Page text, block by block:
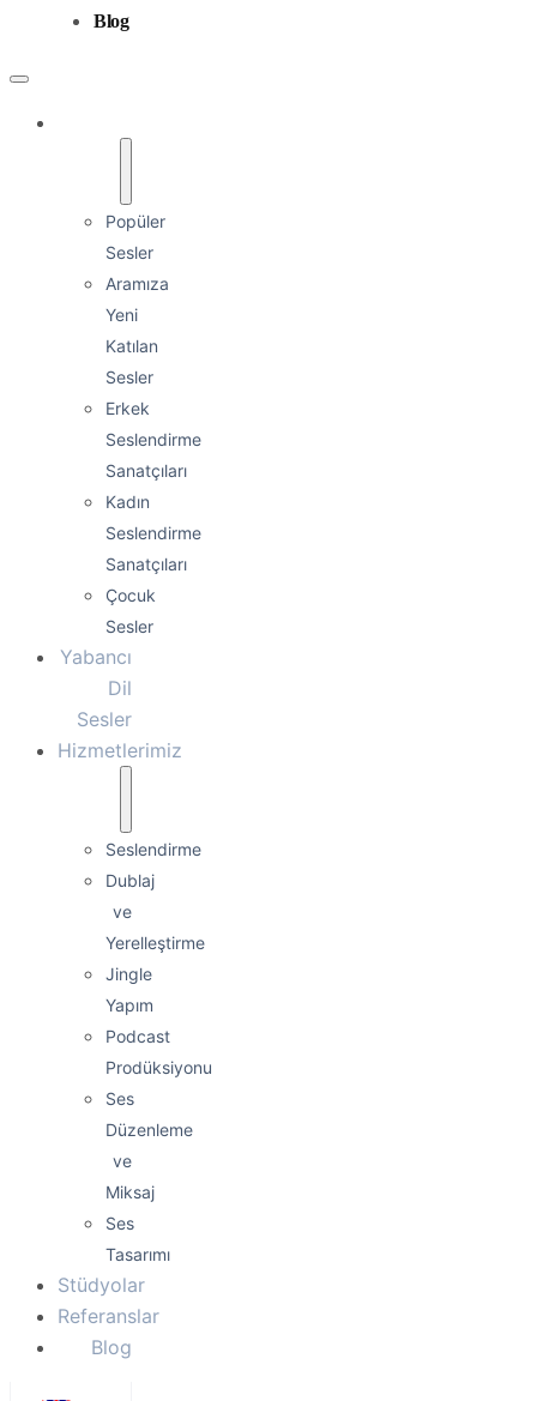
Blog
Popüler
Sesler
Aramıza
Yeni
Katılan
Sesler
Erkek
Seslendirme
Sanatçıları
Kadın
Seslendirme
Sanatçıları
Çocuk
Sesler
Yabancı
Dil
Sesler
Hizmetlerimiz
Seslendirme
Dublaj
ve
Yerelleştirme
Jingle
Yapım
Podcast
Prodüksiyonu
Ses
Düzenleme
ve
Miksaj
Ses
Tasarımı
Stüdyolar
Referanslar
Blog